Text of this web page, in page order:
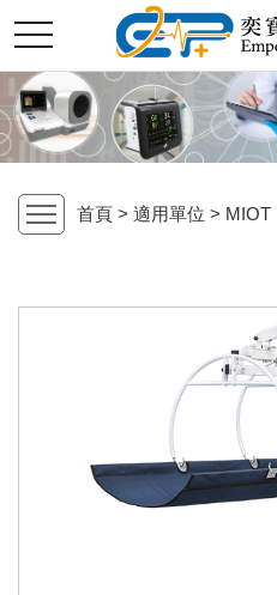
切
選
單
open
首頁 > 適用單位 > MIOT